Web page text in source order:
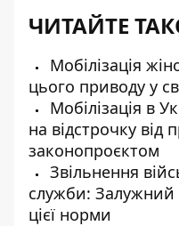
ЧИТАЙТЕ
Мобілізація
цього приводу у
Мобілізація в
на відстрочку від
законопроєктом
Звільнення
служби: Залужний
цієї норми